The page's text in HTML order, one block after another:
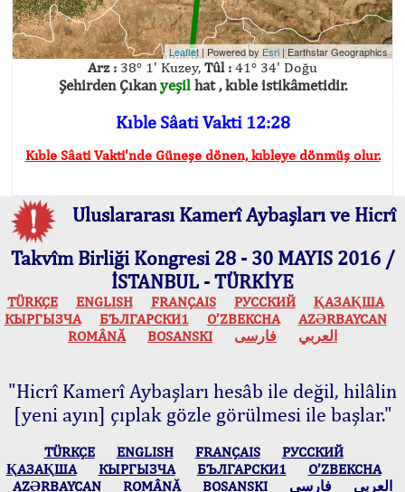
Leaflet| Powered by Esri | Earthstar Geographics
Arz : 38° 1' Kuzey, Tûl : 41° 34' Doğu
Şehirden Çıkanyeşilhat , kıble istikâmetidir.
Kıble Sâati Vakti 12:28
Kıble Sâati Vakti'nde Güneşe dönen, kıbleye dönmüş olur.
Uluslararası Kamerî Aybaşları ve Hicrî
Takvîm Birliği Kongresi 28 - 30 MAYIS 2016 /
İSTANBUL - TÜRKİYE
TÜRKÇE ENGLISH FRANÇAIS РУССКИЙ
ҚАЗАҚША
КЫPГЫЗЧA
БЪЛГАРСКИ1 O’ZBEKCHA
AZӘRBAYCAN
ROMÂNĂ
BOSANSKI العربي فارسی
"Hicrî Kamerî Aybaşları hesâb ile değil, hilâlin
[yeni ayın] çıplak gözle görülmesi ile başlar."
TÜRKÇE ENGLISH FRANÇAIS
РУССКИЙ
ҚАЗАҚША
КЫPГЫЗЧA БЪЛГАРСКИ1
O’ZBEKCHA
AZӘRBAYCAN
ROMÂNĂ BOSANSKI العربي فارسی